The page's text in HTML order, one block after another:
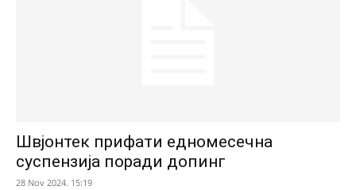
Швјонтек прифати едномесечна
суспензија поради допинг
28 Nov 2024. 15:19